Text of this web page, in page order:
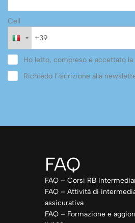
Cell
Ho letto, compreso e accettato la
Richiedo l’iscrizione alla
FAQ
FAQ – Corsi RB
FAQ – Attività di
assicurativa
FAQ – Formazione e